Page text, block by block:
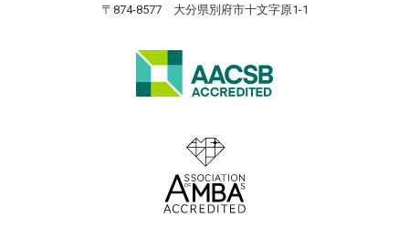
〒874-8577 大分県別府市十文字原1-1